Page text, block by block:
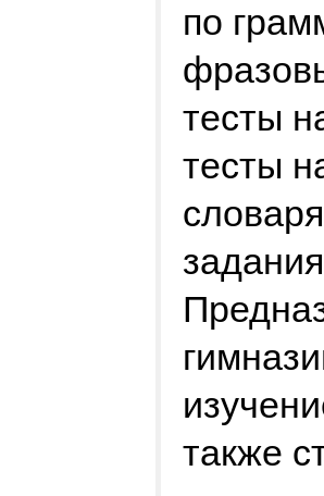
по
тесты
тесты
также